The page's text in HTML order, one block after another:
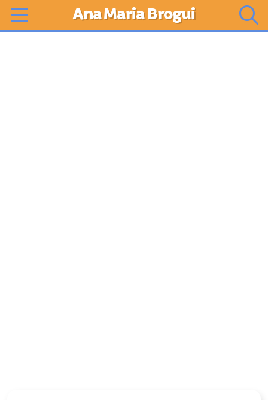
Ana Maria Brogui